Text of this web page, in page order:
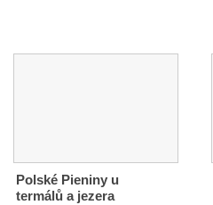
Polské Pieniny u
termálů a jezera